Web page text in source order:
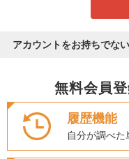
アカウントをお持ちでな
無料会員
履歴機能
自分が調べた